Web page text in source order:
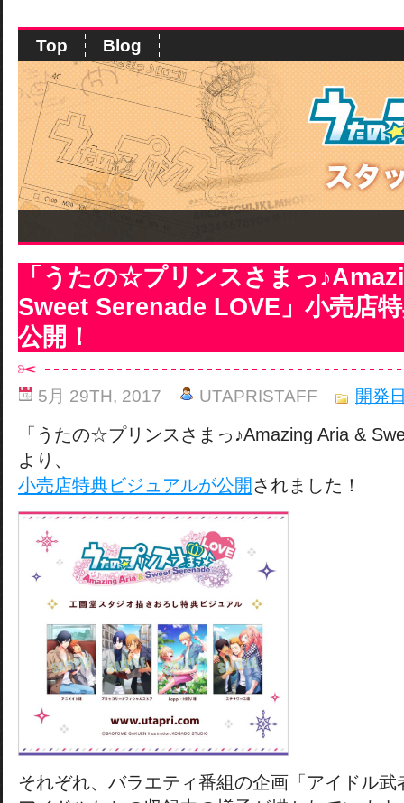
Top Blog
「うたの☆プリンスさまっ
Sweet Serenade LOVE」小売店
公開！
5月 29TH, 2017 UTAPRISTAFF 開発
「うたの☆プリンスさまっ♪Amazing Aria &
より、
小売店特典ビジュアルが公開 されました！
それぞれ、バラエティ番組の企画「アイドル武